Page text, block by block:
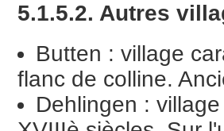
5.1.5.2. Autres
Butten : village
flanc de colline.
Dehlingen :